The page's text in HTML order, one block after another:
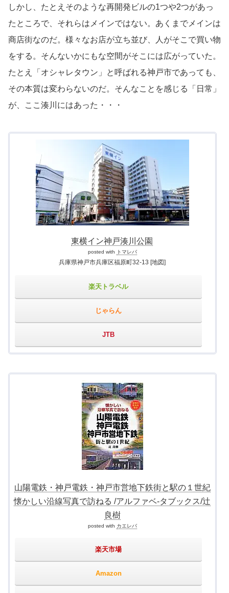
しかし、たとえそのような再開発ビルの1つや2つがあっ
たところで、それらはメインではない。あくまでメインは
商店街なのだ。様々なお店が立ち並び、人がそこで買い物
をする。そんないかにもな空間がそこには広がっていた。
たとえ「オシャレタウン」と呼ばれる神戸市であっても、
その本質は変わらないのだ。そんなことを感じる「日常」
が、ここ湊川にはあった・・・
東横イン神戸湊川公園
posted with トマレバ
兵庫県神戸市兵庫区福原町32-13 [地図]
楽天トラベル
じゃらん
JTB
山陽電鉄・神戸電鉄・神戸市営地下鉄街と駅の１世紀
懐かしい沿線写真で訪ねる /アルファベ-タブックス/辻
良樹
posted with カエレバ
楽天市場
Amazon